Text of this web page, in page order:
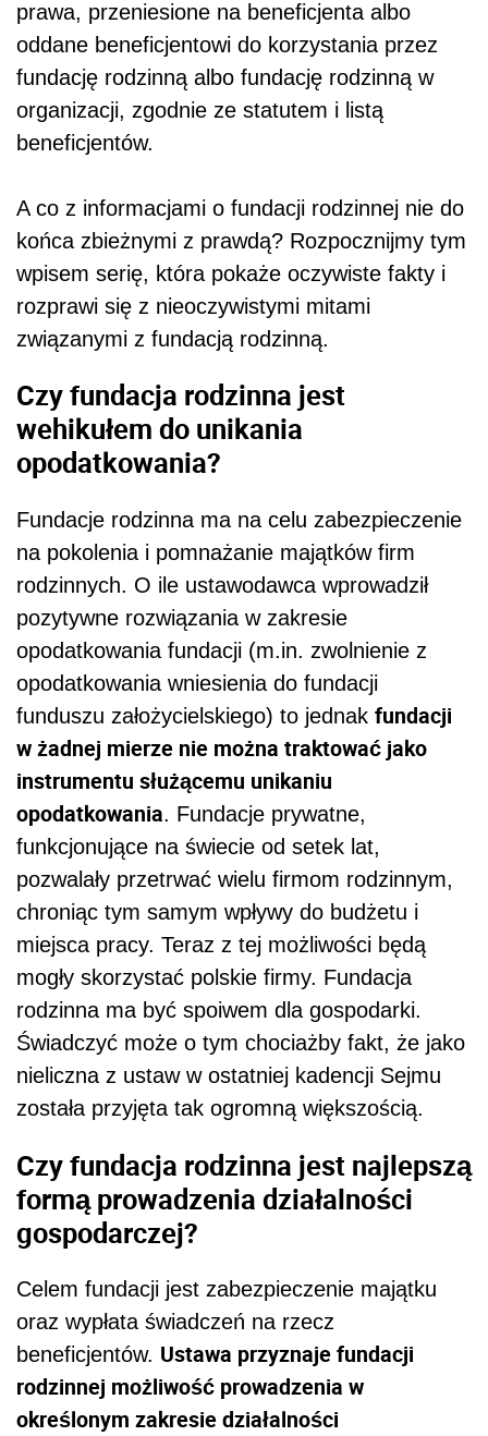
prawa, przeniesione na beneficjenta albo
oddane beneficjentowi do korzystania przez
fundację rodzinną albo fundację rodzinną w
organizacji, zgodnie ze statutem i listą
beneficjentów.
A co z informacjami o fundacji rodzinnej nie do
końca zbieżnymi z prawdą? Rozpocznijmy tym
wpisem serię, która pokaże oczywiste fakty i
rozprawi się z nieoczywistymi mitami
związanymi z fundacją rodzinną.
Czy fundacja rodzinna jest
wehikułem do unikania
opodatkowania?
Fundacje rodzinna ma na celu zabezpieczenie
na pokolenia i pomnażanie majątków firm
rodzinnych. O ile ustawodawca wprowadził
pozytywne rozwiązania w zakresie
opodatkowania fundacji (m.in. zwolnienie z
opodatkowania wniesienia do fundacji
funduszu założycielskiego) to jednak fundacji
w żadnej mierze nie można traktować jako
instrumentu służącemu unikaniu
opodatkowania. Fundacje prywatne,
funkcjonujące na świecie od setek lat,
pozwalały przetrwać wielu firmom rodzinnym,
chroniąc tym samym wpływy do budżetu i
miejsca pracy. Teraz z tej możliwości będą
mogły skorzystać polskie firmy. Fundacja
rodzinna ma być spoiwem dla gospodarki.
Świadczyć może o tym chociażby fakt, że jako
nieliczna z ustaw w ostatniej kadencji Sejmu
została przyjęta tak ogromną większością.
Czy fundacja rodzinna jest najlepszą
formą prowadzenia działalności
gospodarczej?
Celem fundacji jest zabezpieczenie majątku
oraz wypłata świadczeń na rzecz
beneficjentów. Ustawa przyznaje fundacji
rodzinnej możliwość prowadzenia w
określonym zakresie działalności